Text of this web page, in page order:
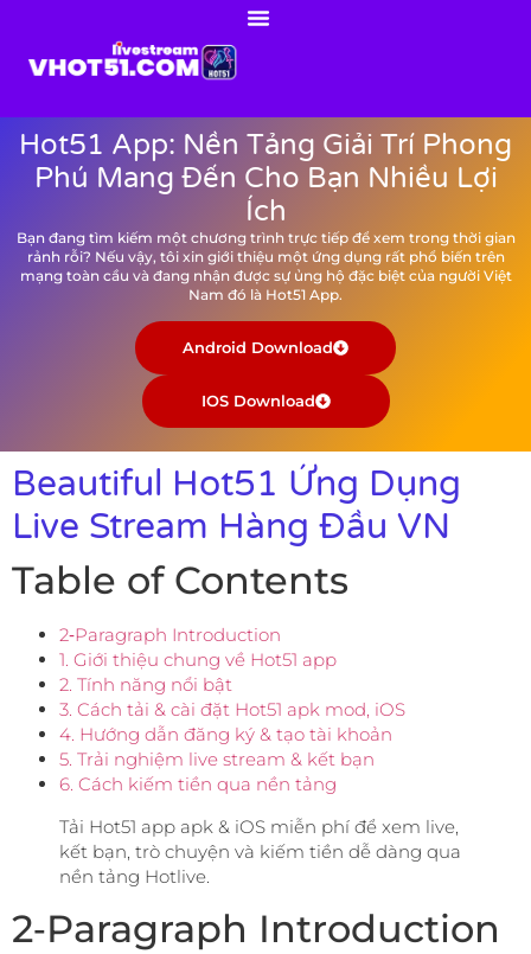
Hot51 App: Nền Tảng Giải Trí Phong
Phú Mang Đến Cho Bạn Nhiều Lợi
Ích
Bạn đang tìm kiếm một chương trình trực tiếp để xem trong thời gian
rảnh rỗi? Nếu vậy, tôi xin giới thiệu một ứng dụng rất phổ biến trên
mạng toàn cầu và đang nhận được sự ủng hộ đặc biệt của người Việt
Nam đó là Hot51 App.
Android Download
IOS Download
Beautiful Hot51 Ứng Dụng
Live Stream Hàng Đầu VN
Table of Contents
2‑Paragraph Introduction
1. Giới thiệu chung về Hot51 app
2. Tính năng nổi bật
3. Cách tải & cài đặt Hot51 apk mod, iOS
4. Hướng dẫn đăng ký & tạo tài khoản
5. Trải nghiệm live stream & kết bạn
6. Cách kiếm tiền qua nền tảng
Tải Hot51 app apk & iOS miễn phí để xem live,
kết bạn, trò chuyện và kiếm tiền dễ dàng qua
nền tảng Hotlive.
2‑Paragraph Introduction